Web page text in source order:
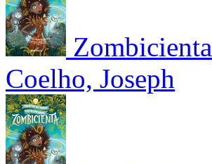
Zombicienta
Coelho, Joseph